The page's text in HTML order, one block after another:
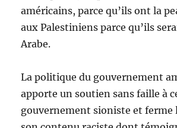
américains, parce qu’ils ont la
aux Palestiniens parce qu’ils
Arabe.
La politique du gouvernement
apporte un soutien sans faille à
gouvernement sioniste et ferme